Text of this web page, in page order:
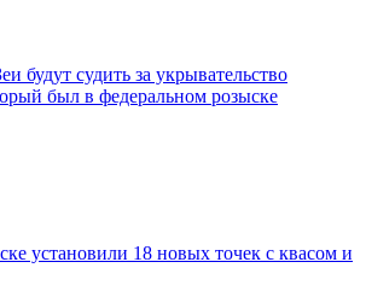
будут судить за укрывательство
был в федеральном розыске
установили 18 новых точек с квасом и